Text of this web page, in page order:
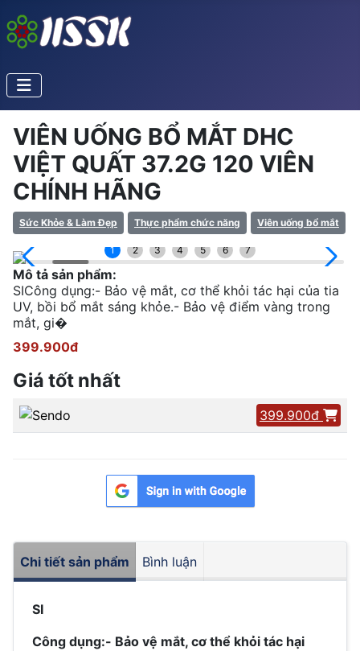
VIÊN UỐNG BỔ MẮT DHC
VIỆT QUẤT 37.2G 120 VIÊN
CHÍNH HÃNG
Sức Khỏe & Làm Đẹp Thực phẩm chức năng Viên uống bổ mắt
1 2 3 4 5 6 7
Mô tả sản phẩm:
SICông dụng:- Bảo vệ mắt, cơ thể khỏi tác hại của tia
UV, bồi bổ mắt sáng khỏe.- Bảo vệ điểm vàng trong
mắt, gi�
399.900đ
Giá tốt nhất
399.900đ
Chi tiết sản phẩm Bình luận
SI
Công dụng:- Bảo vệ mắt, cơ thể khỏi tác hại